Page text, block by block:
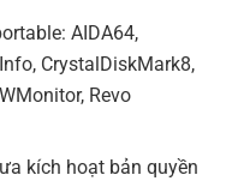
AIDA64,
CrystalDiskMark8,
Revo
kích hoạt bản quyền